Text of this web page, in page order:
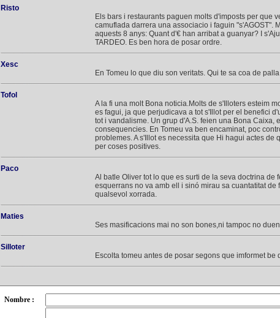
Risto
Els bars i restaurants paguen molts d'imposts per que
camuflada darrera una associacio i faguin "s'AGOST".
aquests 8 anys: Quant d'€ han arribat a guanyar? I
TARDEO. Es ben hora de posar ordre.
Xesc
En Tomeu lo que diu son veritats. Qui te sa coa de
Tofol
A la fi una molt Bona noticia.Molts de s'Illoters esteim
es fagui, ja que perjudicava a tot s'Illot per el benefici
tot i vandalisme. Un grup d'A.S. feien una Bona Caixa,
consequencies. En Tomeu va ben encaminat, poc
problemes. A s'Illot es necessita que Hi hagui actes de
per coses positives.
Paco
Al batle Oliver tot lo que es surti de la seva doctrina de
esquerrans no va amb ell i sinó mirau sa cuantatitat de
qualsevol xorrada.
Maties
Ses masificacions mai no son bones,ni tampoc no
Silloter
Escolta tomeu antes de posar segons que imformet be
Nombre :